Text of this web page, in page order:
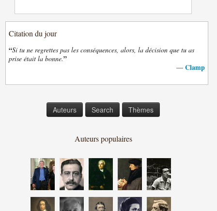
Citation du jour
“Si tu ne regrettes pas les conséquences, alors, la décision que tu as
prise était la bonne.”
— Clamp
Auteurs Search Thèmes
Auteurs populaires